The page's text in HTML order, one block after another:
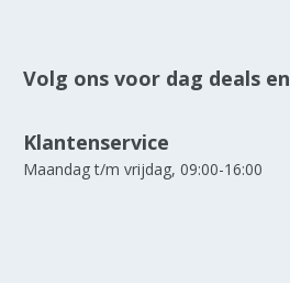
Volg ons voor dag deals
Klantenservice
Maandag t/m vrijdag, 09:00-16:00